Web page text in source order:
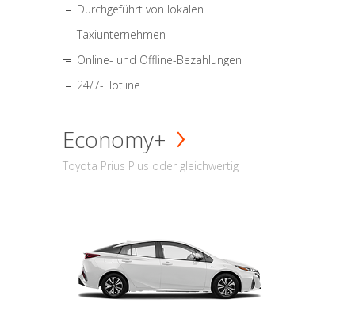
Durchgeführt von lokalen
Taxiunternehmen
Online- und Offline-Bezahlungen
24/7-Hotline
Economy+
Toyota Prius Plus oder gleichwertig